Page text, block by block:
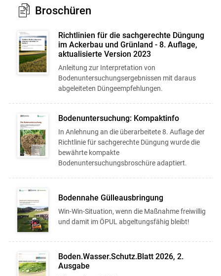
Broschüren
Richtlinien für die sachgerechte Düngung
im Ackerbau und Grünland - 8. Auflage,
aktualisierte Version 2023
Anleitung zur Interpretation von
Bodenuntersuchungsergebnissen mit daraus
abgeleiteten Düngeempfehlungen.
Bodenuntersuchung: Kompaktinfo
In Anlehnung an die überarbeitete 8. Auflage der
Richtlinie für sachgerechte Düngung wurde die
bewährte kompakte
Bodenuntersuchungsbroschüre adaptiert.
Bodennahe Gülleausbringung
Win-Win-Situation, wenn die Maßnahme freiwillig
und damit im ÖPUL abgeltungsfähig bleibt!
Boden.Wasser.Schutz.Blatt 2026, 2.
Ausgabe